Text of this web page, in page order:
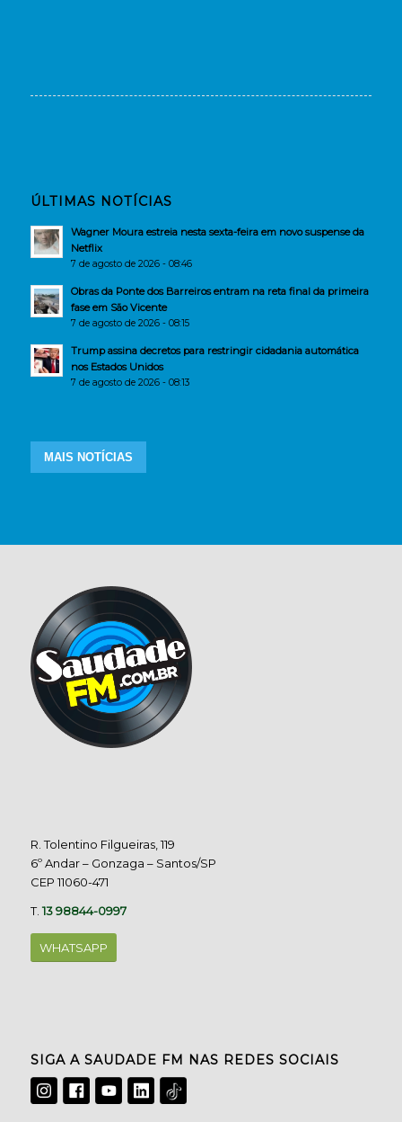
ÚLTIMAS NOTÍCIAS
Wagner Moura estreia nesta sexta-feira em novo suspense da
Netflix
7 de agosto de 2026 - 08:46
Obras da Ponte dos Barreiros entram na reta final da primeira
fase em São Vicente
7 de agosto de 2026 - 08:15
Trump assina decretos para restringir cidadania automática
nos Estados Unidos
7 de agosto de 2026 - 08:13
MAIS NOTÍCIAS
R. Tolentino Filgueiras, 119
6º Andar – Gonzaga – Santos/SP
CEP 11060-471
T.13 98844-0997
WHATSAPP
SIGA A SAUDADE FM NAS REDES SOCIAIS